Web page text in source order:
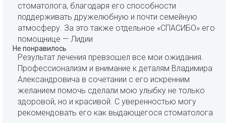
стоматолога, благодаря его способности
поддерживать дружелюбную и почти семейную
атмосферу. За это также отдельное «СПАСИБО» его
помощнице — Лидии
Не понравилось
Результат лечения превзошел все мои ожидания.
Профессионализм и внимание к деталям Владимира
Александровича в сочетании с его искренним
желанием помочь сделали мою улыбку не только
здоровой, но и красивой. С уверенностью могу
рекомендовать его как выдающегося стоматолога